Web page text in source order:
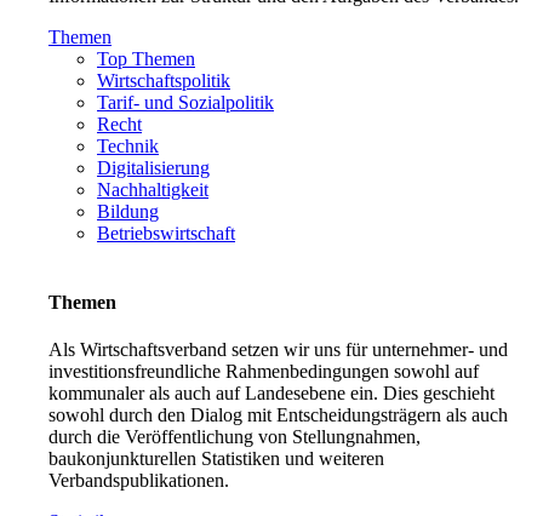
Themen
Top Themen
Wirtschaftspolitik
Tarif- und Sozialpolitik
Recht
Technik
Digitalisierung
Nachhaltigkeit
Bildung
Betriebswirtschaft
Themen
Als Wirtschaftsverband setzen wir uns für unternehmer- und
investitionsfreundliche Rahmenbedingungen sowohl auf
kommunaler als auch auf Landesebene ein. Dies geschieht
sowohl durch den Dialog mit Entscheidungsträgern als auch
durch die Veröffentlichung von Stellungnahmen,
baukonjunkturellen Statistiken und weiteren
Verbandspublikationen.